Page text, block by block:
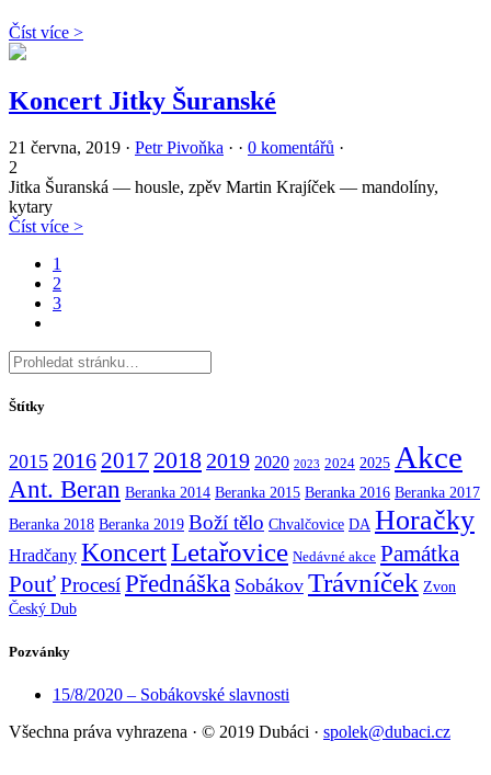
Číst více >
Koncert Jitky Šuranské
21 června, 2019 · Petr Pivoňka · · 0 komentářů ·
2
Jitka Šuranská — housle, zpěv Martin Krajíček — mandolíny,
kytary
Číst více >
1
2
3
Štítky
2015 2016 2017 2018 2019 2020 2023 2024 2025 Akce
Ant. Beran Beranka 2014 Beranka 2015 Beranka 2016 Beranka 2017
Beranka 2018 Beranka 2019 Boží tělo Chvalčovice DA Horačky
Hradčany KoncertLetařovice Nedávné akce Památka
PouťProcesíPřednáška Sobákov Trávníček Zvon
Český Dub
Pozvánky
15/8/2020 – Sobákovské slavnosti
Všechna práva vyhrazena · © 2019 Dubáci · spolek@dubaci.cz